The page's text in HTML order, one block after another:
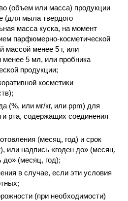
(объем или масса) продукции
(для мыла твердого
масса куска, на момент
парфюмерно-косметической
массой менее 5 г, или
5 мл, или пробника
продукции;
косметики
(%, или мг/кг, или ppm) для
рта, содержащих соединения
(месяц, год) и срок
или надпись «годен до» (месяц,
до» (месяц, год);
в случае, если эти условия
(при необходимости)